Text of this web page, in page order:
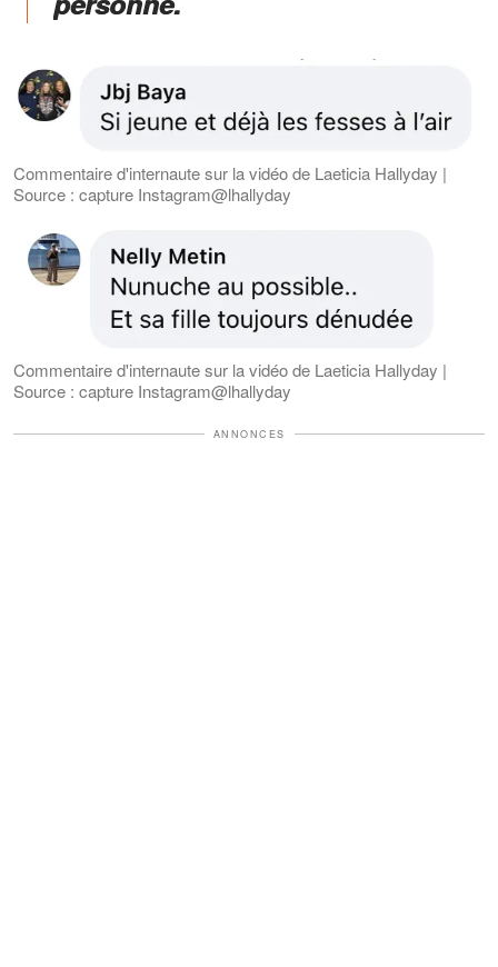
Commentaire d'internaute sur la vidéo de Laeticia Hallyday |
Source : capture Instagram@lhallyday
Commentaire d'internaute sur la vidéo de Laeticia Hallyday |
Source : capture Instagram@lhallyday
ANNONCES